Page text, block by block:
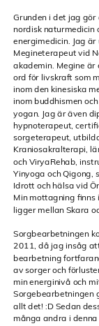
Grunden i det jag gör
nordisk naturmedicin
energimedicin. Jag
Megineterapeut vid
akademin. Megine är
ord för livskraft som
inom den kinesiska
inom buddhismen
yogan. Jag är även
hypnoterapeut,
sorgeterapeut,
Kraniosakralterapi,
och ViryaRehab,
Yinyoga och Qigong,
Idrott och hälsa vid
Min mottagning finns
ligger mellan Skara
Sorgbearbetningen
2011, då jag insåg
bearbetning
av sorger och
min energinivå och
Sorgebearbetningen
allt det! :D Sedan
många andra i denna